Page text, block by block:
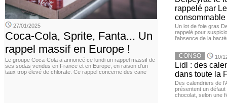
27/01/2025
Coca-Cola, Sprite, Fanta... Un
rappel massif en Europe !
Le groupe Coca-Cola a annoncé ce lundi un rappel massif de
ses sodas vendus en France et en Europe, en raison d'un
taux trop élevé de chlorate. Ce rappel concerne des cane
rappelé par
consommable
Un lot de foie gras
rappelé pour
l'absence de la
CONSO 10/
Lidl : des
dans toute la
Des calendriers de
présentent un défaut
chocolat, selon une